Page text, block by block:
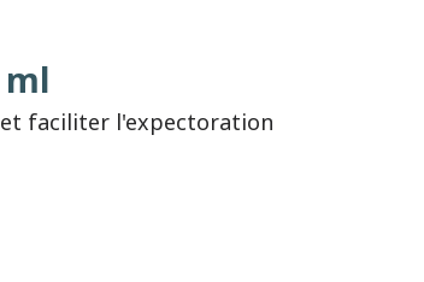
ml
faciliter l'expectoration